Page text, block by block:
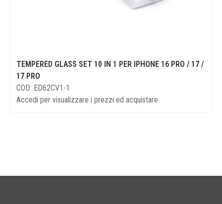
TEMPERED GLASS SET 10 IN 1 PER IPHONE 16 PRO / 17 /
17 PRO
COD: ED62CV1-1
Accedi per visualizzare i prezzi ed acquistare